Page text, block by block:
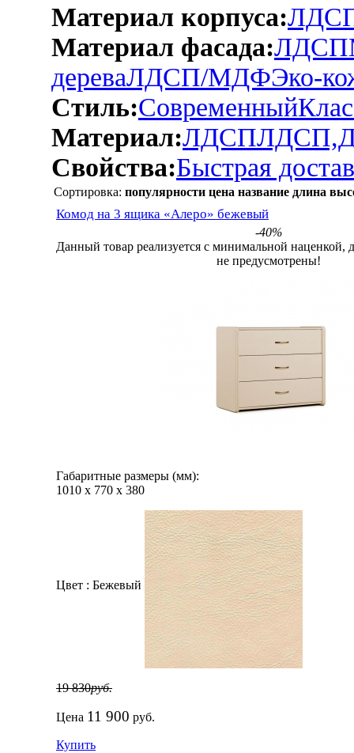
Материал корпуса:
Материал фасада:ЛДСП
дереваЛДСП/МДФЭко-
Стиль:Современный
Материал:ЛДСП
Свойства:Быстрая
Сортировка: популярности цена название длина
Комод на 3 ящика «Алеро» бежевый
-40%
Данный товар реализуется с минимальной наценкой,
не предусмотрены!
Габаритные размеры (мм):
1010 х 770 х 380
Цвет : Бежевый
19 830руб.
Цена 11 900 руб.
Купить